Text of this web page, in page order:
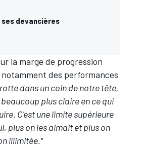
devancières
la marge de progression
des performances
dans un coin de notre tête,
plus claire en ce qui
C'est une limite supérieure
plus on les aimait et plus on
illimitée."